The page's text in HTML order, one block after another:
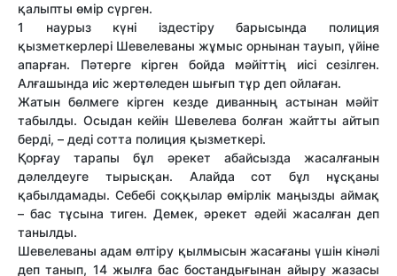
қалыпты өмір сүрген.
1 наурыз күні іздестіру барысында полиция
қызметкерлері Шевелеваны жұмыс орнынан тауып, үйіне
апарған. Пәтерге кірген бойда мәйіттің иісі сезілген.
Алғашында иіс жертөледен шығып тұр деп ойлаған.
Жатын бөлмеге кірген кезде диванның астынан мәйіт
табылды. Осыдан кейін Шевелева болған жайтты айтып
берді, – деді сотта полиция қызметкері.
Қорғау тарапы бұл әрекет абайсызда жасалғанын
дәлелдеуге тырысқан. Алайда сот бұл нұсқаны
қабылдамады. Себебі соққылар өмірлік маңызды аймақ
– бас тұсына тиген. Демек, әрекет әдейі жасалған деп
танылды.
Шевелеваны адам өлтіру қылмысын жасағаны үшін кінәлі
деп танып, 14 жылға бас бостандығынан айыру жазасы